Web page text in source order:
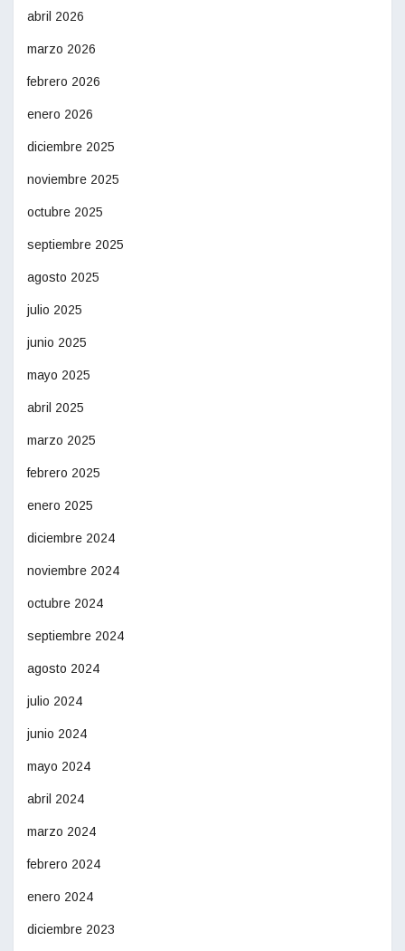
abril 2026
marzo 2026
febrero 2026
enero 2026
diciembre 2025
noviembre 2025
octubre 2025
septiembre 2025
agosto 2025
julio 2025
junio 2025
mayo 2025
abril 2025
marzo 2025
febrero 2025
enero 2025
diciembre 2024
noviembre 2024
octubre 2024
septiembre 2024
agosto 2024
julio 2024
junio 2024
mayo 2024
abril 2024
marzo 2024
febrero 2024
enero 2024
diciembre 2023